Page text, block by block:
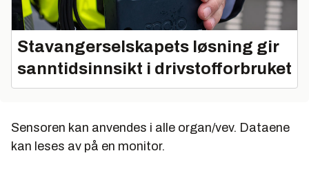
Stavangerselskapets løsning gir
sanntidsinnsikt i drivstofforbruket
Sensoren kan anvendes i alle organ/vev. Dataene
kan leses av på en monitor.